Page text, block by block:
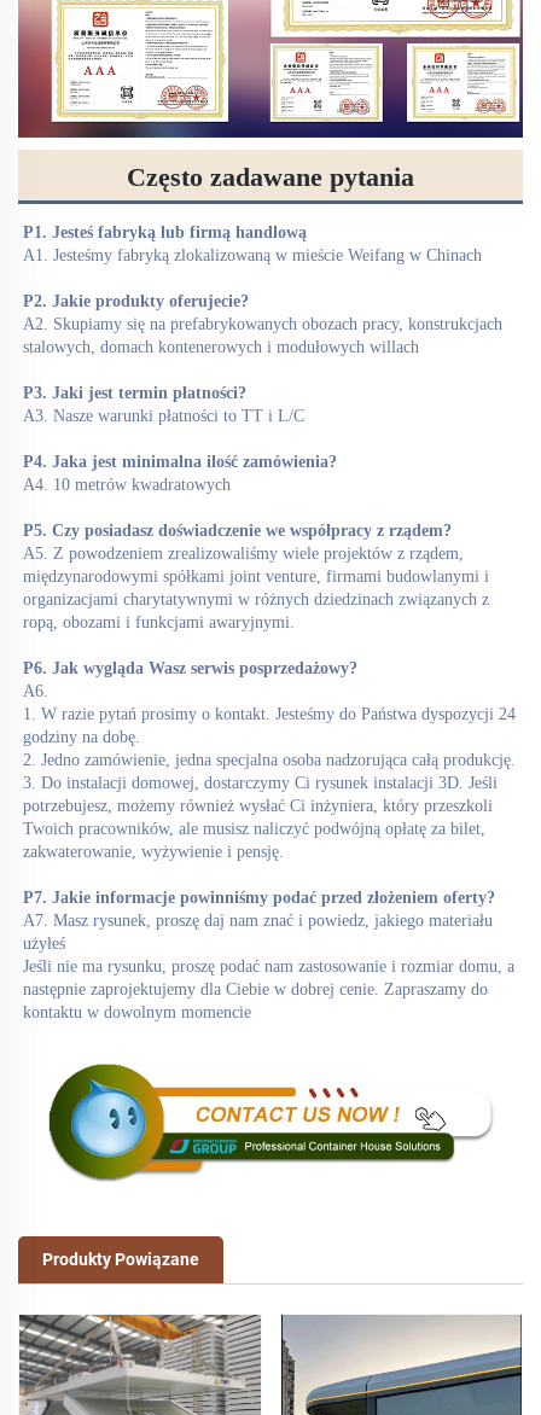
Często zadawane pytania
P1. Jesteś fabryką lub firmą handlową
A1. Jesteśmy fabryką zlokalizowaną w mieście Weifang w Chinach
P2. Jakie produkty oferujecie?
A2. Skupiamy się na prefabrykowanych obozach pracy, konstrukcjach
stalowych, domach kontenerowych i modułowych willach
P3. Jaki jest termin płatności?
A3. Nasze warunki płatności to TT i L/C
P4. Jaka jest minimalna ilość zamówienia?
A4. 10 metrów kwadratowych
P5. Czy posiadasz doświadczenie we współpracy z rządem?
A5. Z powodzeniem zrealizowaliśmy wiele projektów z rządem,
międzynarodowymi spółkami joint venture, firmami budowlanymi i
organizacjami charytatywnymi w różnych dziedzinach związanych z
ropą, obozami i funkcjami awaryjnymi.
P6. Jak wygląda Wasz serwis posprzedażowy?
A6.
1. W razie pytań prosimy o kontakt. Jesteśmy do Państwa dyspozycji 24
godziny na dobę.
3. Do instalacji domowej, dostarczymy Ci rysunek instalacji 3D. Jeśli
potrzebujesz, możemy również wysłać Ci inżyniera, który przeszkoli
Twoich pracowników, ale musisz naliczyć podwójną opłatę za bilet,
zakwaterowanie, wyżywienie i pensję.
P7. Jakie informacje powinniśmy podać przed złożeniem oferty?
A7. Masz rysunek, proszę daj nam znać i powiedz, jakiego materiału
użyłeś
Jeśli nie ma rysunku, proszę podać nam zastosowanie i rozmiar domu, a
następnie zaprojektujemy dla Ciebie w dobrej cenie. Zapraszamy do
kontaktu w dowolnym momencie
Produkty Powiązane